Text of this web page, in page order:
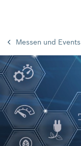
Messen und Events